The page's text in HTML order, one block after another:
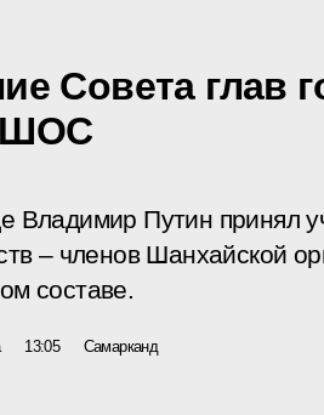
Совета глав
ШОС
Владимир Путин принял
– членов Шанхайской
составе.
13:05 Самарканд